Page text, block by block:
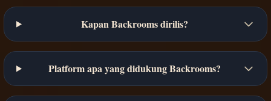
Kapan Backrooms dirilis?
Platform apa yang didukung Backrooms?